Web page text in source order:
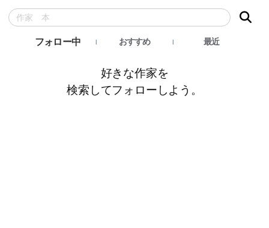
フォロー中 おすすめ 最近
好きな作家を
検索してフォローしよう。